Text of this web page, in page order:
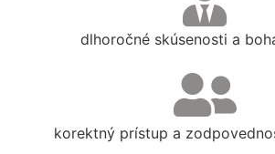
dlhoročné skúsenosti a
korektný prístup a